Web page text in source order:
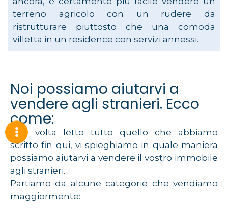
terreno agricolo con un rudere da
ristrutturare piuttosto che una comoda
villetta in un residence con servizi annessi.
Noi possiamo aiutarvi a
vendere agli stranieri. Ecco
come:
Una volta letto tutto quello che abbiamo
scritto fin qui, vi spieghiamo in quale maniera
possiamo aiutarvi a vendere il vostro immobile
agli stranieri.
Partiamo da alcune categorie che vendiamo
maggiormente: